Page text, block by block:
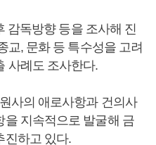
감독방향 등을 조사해 진
교, 문화 등 특수성을 고려
사례도 조사한다.
사의 애로사항과 건의사
을 지속적으로 발굴해 금
진하고 있다.